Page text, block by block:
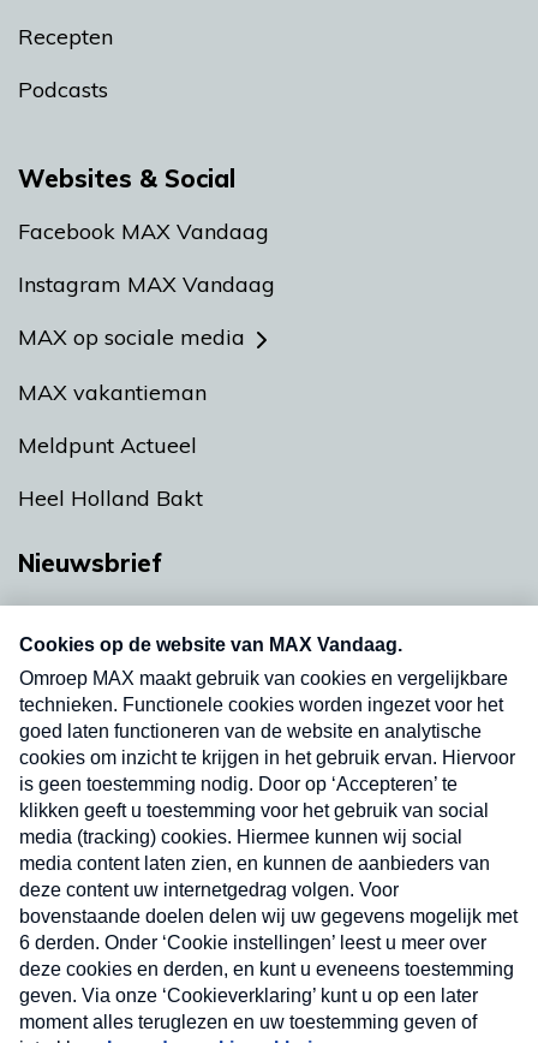
Recepten
Podcasts
Websites & Social
Facebook MAX Vandaag
Instagram MAX Vandaag
MAX op sociale media
MAX vakantieman
Meldpunt Actueel
Heel Holland Bakt
Nieuwsbrief
Neem hier een gratis abonnement op onze
nieuwsbrief. Elke vrijdag- en dinsdagochtend in
uw mailbox.
Verzend
Nieuwsbrief
Neem hier een gratis abonnement op onze